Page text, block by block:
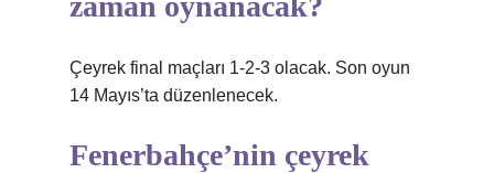
Çeyrek final maçları 1-2-3 olacak. Son oyun
14 Mayıs’ta düzenlenecek.
Fenerbahçe’nin çeyrek